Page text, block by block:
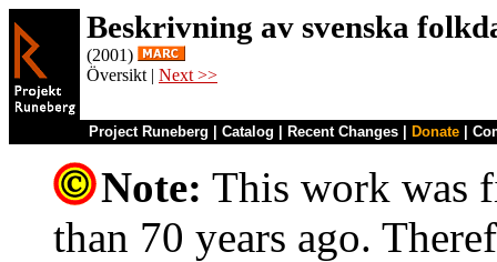
Beskrivning av svenska
(2001)
Översikt | Next >>
Project Runeberg Catalog Recent Changes Donate
Note: This work was
than 70 years ago.